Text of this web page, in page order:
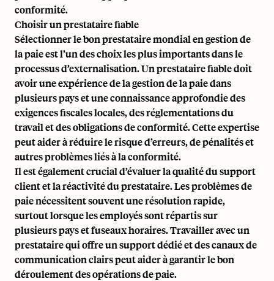
conformité.
Choisir un prestataire fiable
Sélectionner le bon prestataire mondial en gestion de
la paie est l’un des choix les plus importants dans le
processus d’externalisation. Un prestataire fiable doit
avoir une expérience de la gestion de la paie dans
plusieurs pays et une connaissance approfondie des
exigences fiscales locales, des réglementations du
travail et des obligations de conformité. Cette expertise
peut aider à réduire le risque d’erreurs, de pénalités et
autres problèmes liés à la conformité.
Il est également crucial d’évaluer la qualité du support
client et la réactivité du prestataire. Les problèmes de
paie nécessitent souvent une résolution rapide,
surtout lorsque les employés sont répartis sur
plusieurs pays et fuseaux horaires. Travailler avec un
prestataire qui offre un support dédié et des canaux de
communication clairs peut aider à garantir le bon
déroulement des opérations de paie.